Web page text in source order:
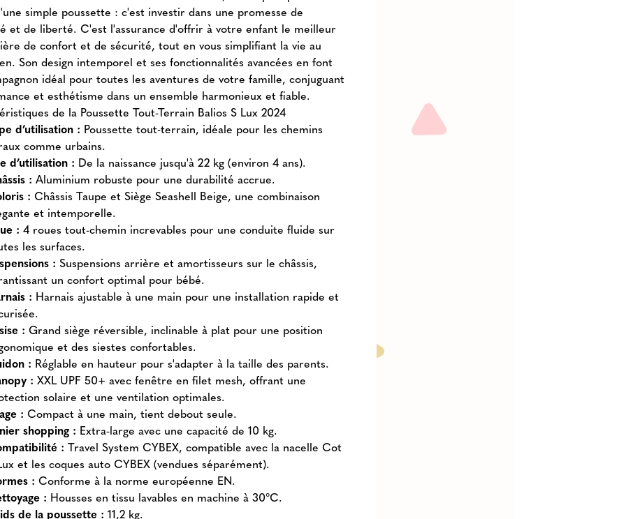
simple poussette : c'est investir dans une promesse de
et de liberté. C'est l'assurance d'offrir à votre enfant le meilleur
de confort et de sécurité, tout en vous simplifiant la vie au
Son design intemporel et ses fonctionnalités avancées en font
idéal pour toutes les aventures de votre famille, conjuguant
et esthétisme dans un ensemble harmonieux et fiable.
de la Poussette Tout-Terrain Balios S Lux 2024
d’utilisation : Poussette tout-terrain, idéale pour les chemins
comme urbains.
d’utilisation : De la naissance jusqu'à 22 kg (environ 4 ans).
: Aluminium robuste pour une durabilité accrue.
: Châssis Taupe et Siège Seashell Beige, une combinaison
et intemporelle.
: 4 roues tout-chemin increvables pour une conduite fluide sur
les surfaces.
: Suspensions arrière et amortisseurs sur le châssis,
un confort optimal pour bébé.
: Harnais ajustable à une main pour une installation rapide et
: Grand siège réversible, inclinable à plat pour une position
et des siestes confortables.
: Réglable en hauteur pour s'adapter à la taille des parents.
: XXL UPF 50+ avec fenêtre en filet mesh, offrant une
solaire et une ventilation optimales.
: Compact à une main, tient debout seule.
shopping : Extra-large avec une capacité de 10 kg.
: Travel System CYBEX, compatible avec la nacelle Cot
et les coques auto CYBEX (vendues séparément).
: Conforme à la norme européenne EN.
: Housses en tissu lavables en machine à 30°C.
de la poussette : 11,2 kg.